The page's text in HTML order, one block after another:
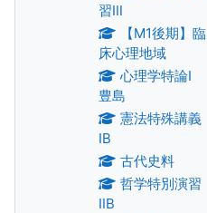
習Ⅲ
【M1後期】臨
床心理地域
心理学特論Ⅰ
豊島
憲法特殊講義
IB
古代史料
哲学特別演習
ⅡB